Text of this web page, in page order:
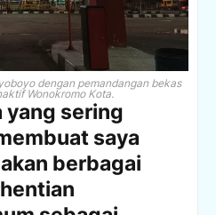
dengan pemandangan bekas
Wonokromo Kota.
yang sering
saya
berbagai